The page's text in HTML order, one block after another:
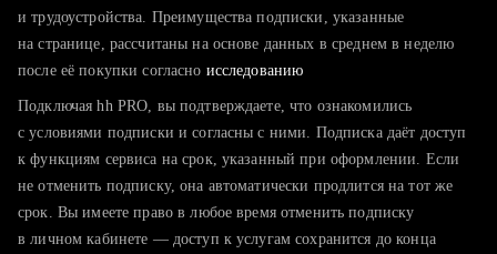
тратите много времени на поиск и вручную поднимаете
хотите сравнить себя с конкурентами и оценить шансы
и трудоустройства. Преимущества подписки, указанные
на странице, рассчитаны на основе данных в среднем в неделю
после её покупки согласно исследованию
Подключая hh PRO, вы подтверждаете, что ознакомились
с условиями подписки и согласны с ними. Подписка даёт доступ
к функциям сервиса на срок, указанный при оформлении. Если
не отменить подписку, она автоматически продлится на тот же
срок. Вы имеете право в любое время отменить подписку
в личном кабинете — доступ к услугам сохранится до конца